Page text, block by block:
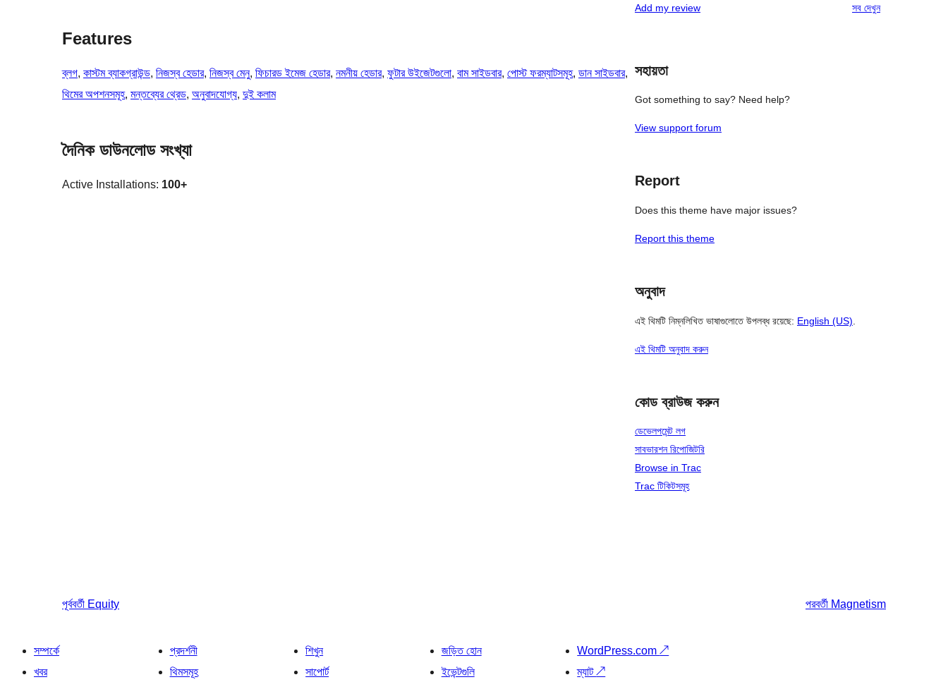
Features
ব্লগ, কাস্টম ব্যাকগ্রাউন্ড, নিজস্ব হেডার, নিজস্ব মেনু, ফিচারড ইমেজ হেডার, নমনীয় হেডার, ফুটার উইজেটগুলো, বাম সাইডবার, পোস্ট ফরম্যাটসমূহ, ডান সাইডবার
থিমের অপশনসমূহ, মন্তব্যের থ্রেড, অনুবাদযোগ্য, দুই কলাম
দৈনিক ডাউনলোড সংখ্যা
Active Installations: 100+
Add my review সবরিভিউ
দেখুন
সহায়তা
Got something to say? Need help?
View support forum
Report
Does this theme have major issues?
Report this theme
অনুবাদ
এই থিমটি নিম্নলিখিত ভাষাগুলোতে উপলব্ধ রয়েছে: English (US)
এই থিমটি অনুবাদ করুন
কোড ব্রাউজ করুন
ডেভেলপমেন্ট লগ
সাবভারশন রিপোজিটরি
Browse in Trac
Trac টিকিটসমূহ
পূর্ববর্তী Equity পরবর্তী Magnetism
সম্পর্কে
খবর
প্রদর্শনী
থিমসমূহ
শিখুন
সাপোর্ট
জড়িত হোন
ইভেন্টগুলি
WordPress.com↗
ম্যাট↗